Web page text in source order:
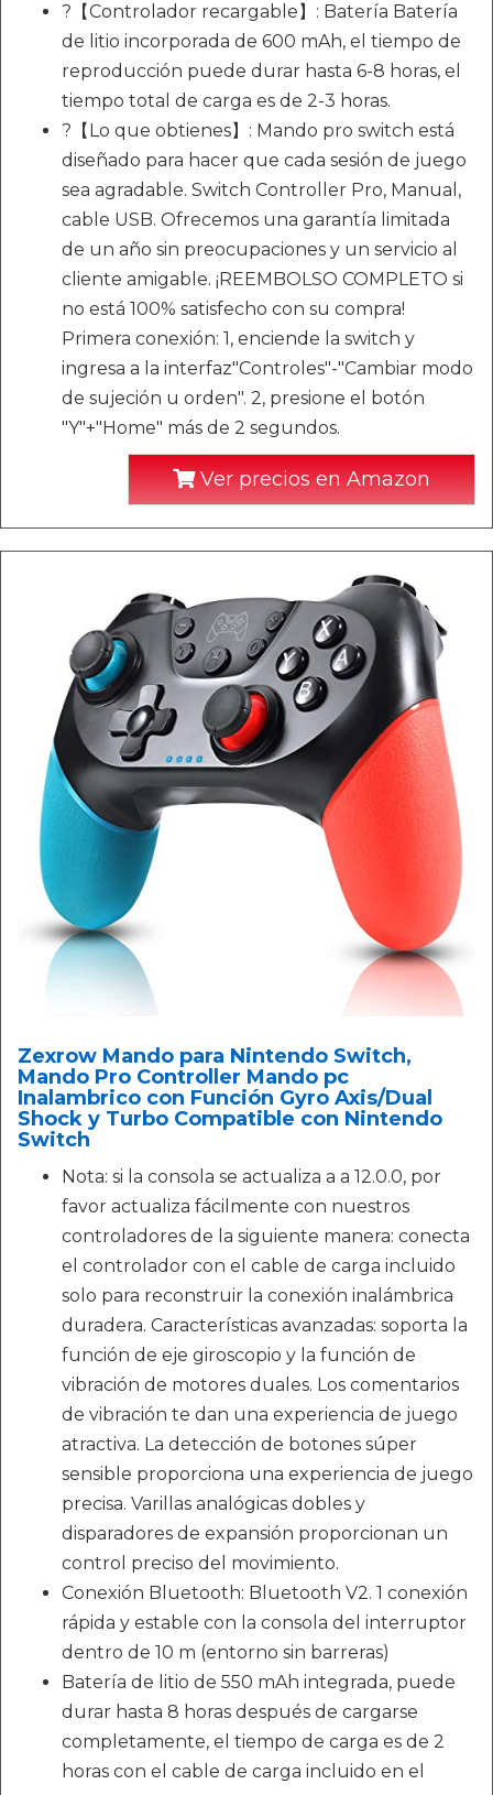
?【Controlador recargable】: Batería Batería
de litio incorporada de 600 mAh, el tiempo de
reproducción puede durar hasta 6-8 horas, el
tiempo total de carga es de 2-3 horas.
?【Lo que obtienes】: Mando pro switch está
diseñado para hacer que cada sesión de juego
sea agradable. Switch Controller Pro, Manual,
cable USB. Ofrecemos una garantía limitada
de un año sin preocupaciones y un servicio al
cliente amigable. ¡REEMBOLSO COMPLETO si
no está 100% satisfecho con su compra!
Primera conexión: 1, enciende la switch y
ingresa a la interfaz"Controles"-"Cambiar modo
de sujeción u orden". 2, presione el botón
"Y"+"Home" más de 2 segundos.
Ver precios en Amazon
Zexrow Mando para Nintendo Switch,
Mando Pro Controller Mando pc
Inalambrico con Función Gyro Axis/Dual
Shock y Turbo Compatible con Nintendo
Switch
Nota: si la consola se actualiza a a 12.0.0, por
favor actualiza fácilmente con nuestros
controladores de la siguiente manera: conecta
el controlador con el cable de carga incluido
solo para reconstruir la conexión inalámbrica
duradera. Características avanzadas: soporta la
función de eje giroscopio y la función de
vibración de motores duales. Los comentarios
de vibración te dan una experiencia de juego
atractiva. La detección de botones súper
sensible proporciona una experiencia de juego
precisa. Varillas analógicas dobles y
disparadores de expansión proporcionan un
control preciso del movimiento.
Conexión Bluetooth: Bluetooth V2. 1 conexión
rápida y estable con la consola del interruptor
dentro de 10 m (entorno sin barreras)
Batería de litio de 550 mAh integrada, puede
durar hasta 8 horas después de cargarse
completamente, el tiempo de carga es de 2
horas con el cable de carga incluido en el